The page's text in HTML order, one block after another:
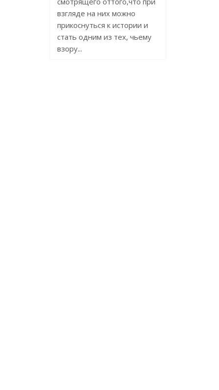
взгляде на них можно
прикоснуться к истории и
стать одним из тех, чьему
взору...